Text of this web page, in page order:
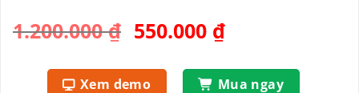
1.200.000₫ Giá
là:
550.000 ₫Giá
tại
Xem demo Mua ngay